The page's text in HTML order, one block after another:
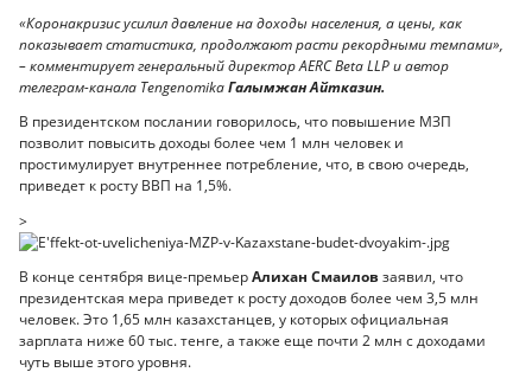
«Коронакризис усилил давление на доходы населения, а цены, как
показывает статистика, продолжают расти рекордными темпами»,
– комментирует генеральный директор AERC Beta LLP и автор
телеграм-канала TengenomikaГалымжан Айтказин.
В президентском послании говорилось, что повышение МЗП
позволит повысить доходы более чем 1 млн человек и
простимулирует внутреннее потребление, что, в свою очередь,
приведет к росту ВВП на 1,5%.
>
В конце сентября вице-премьерАлихан Смаилов заявил, что
президентская мера приведет к росту доходов более чем 3,5 млн
человек. Это 1,65 млн казахстанцев, у которых официальная
зарплата ниже 60 тыс. тенге, а также еще почти 2 млн с доходами
чуть выше этого уровня.